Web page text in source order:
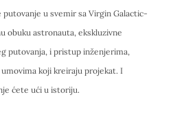
u svemir sa Virgin Galactic-
obuku astronauta, ekskluzivne
putovanja, i pristup inženjerima,
koji kreiraju projekat. I
ćete ući u istoriju.